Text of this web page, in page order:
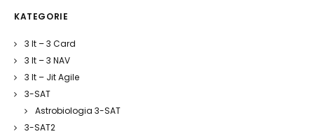
KATEGORIE
3 It – 3 Card
3 It – 3 NAV
3 It – Jit Agile
3-SAT
Astrobiologia 3-SAT
3-SAT2